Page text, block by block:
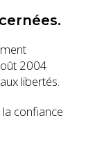
2004
libertés.
confiance